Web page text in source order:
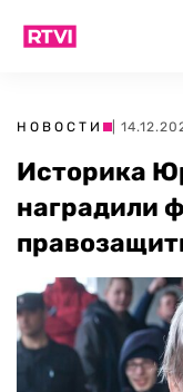
НОВОСТИ |
Историка
наградили